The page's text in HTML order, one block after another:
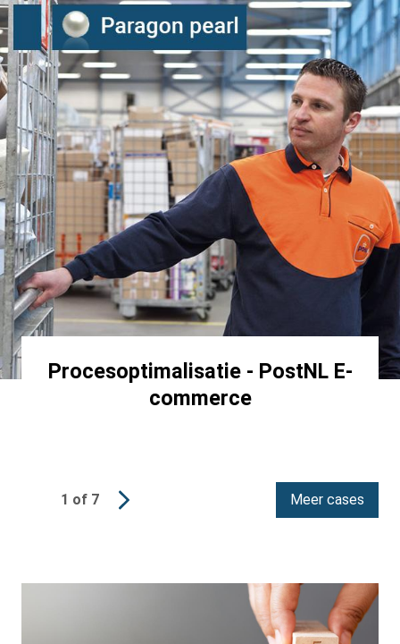
Item
Procesoptimalisatie - PostNL E-
commerce
1 of 7 Meer cases